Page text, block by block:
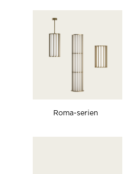
Roma-serien